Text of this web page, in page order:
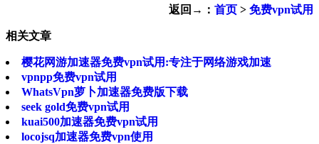
返回→： 首页 > 免费vpn试用
相关文章
樱花网游加速器免费vpn试用:专注于网络游戏加速
vpnpp免费vpn试用
WhatsVpn萝卜加速器免费版下载
seek gold免费vpn试用
kuai500加速器免费vpn试用
locojsq加速器免费vpn使用